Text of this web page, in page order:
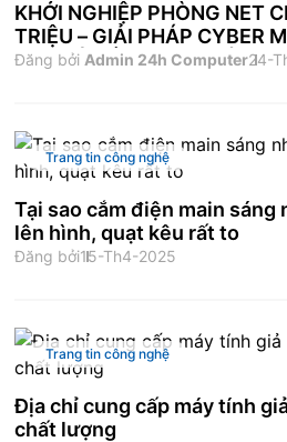
KHỞI NGHIỆP PHÒNG NET
TRIỆU – GIẢI PHÁP CYBER
SINH LỜI BỀN VỮNG TỪ 24H
Đăng bởi Admin 24h Computer24-
Trang tin công nghệ
Tại sao cắm điện main sáng
lên hình, quạt kêu rất to
Đăng bởi15-Th4-2025
Trang tin công nghệ
Địa chỉ cung cấp máy tính
chất lượng